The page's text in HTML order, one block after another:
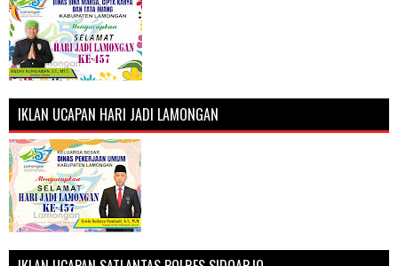
IKLAN UCAPAN HARI JADI LAMONGAN